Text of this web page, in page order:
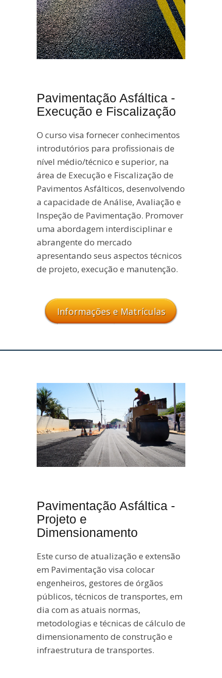
Pavimentação Asfáltica -
Execução e Fiscalização
O curso visa fornecer conhecimentos
introdutórios para profissionais de
nível médio/técnico e superior, na
área de Execução e Fiscalização de
Pavimentos Asfálticos, desenvolvendo
a capacidade de Análise, Avaliação e
Inspeção de Pavimentação. Promover
uma abordagem interdisciplinar e
abrangente do mercado
apresentando seus aspectos técnicos
de projeto, execução e manutenção.
Informações e Matrículas
Pavimentação Asfáltica -
Projeto e
Dimensionamento
Este curso de atualização e extensão
em Pavimentação visa colocar
engenheiros, gestores de órgãos
públicos, técnicos de transportes, em
dia com as atuais normas,
metodologias e técnicas de cálculo de
dimensionamento de construção e
infraestrutura de transportes.